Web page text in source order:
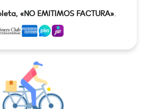
«NO EMITIMOS FACTURA».